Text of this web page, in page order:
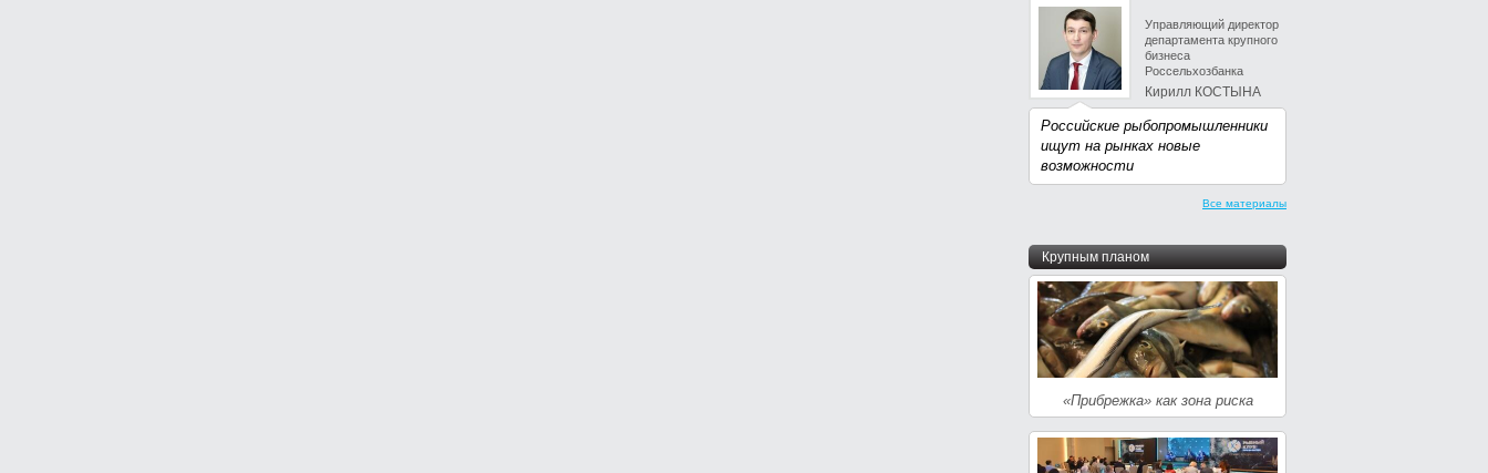
Управляющий директор
департамента крупного
бизнеса
Россельхозбанка
Кирилл КОСТЫНА
Российские рыбопромышленники
ищут на рынках новые
возможности
Все материалы
Крупным планом
«Прибрежка» как зона риска